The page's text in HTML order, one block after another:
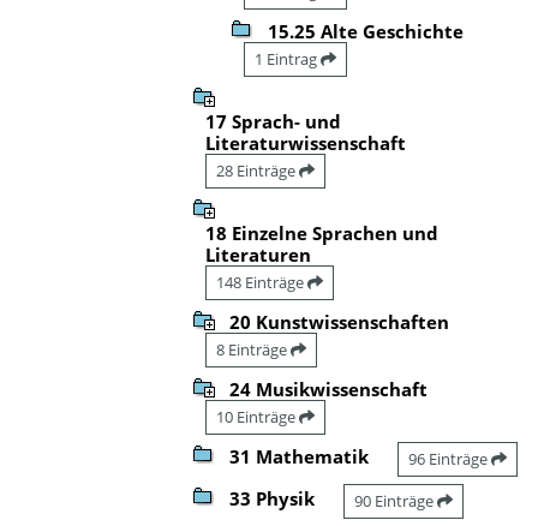
15.25 Alte Geschichte
1 Eintrag
17 Sprach- und
Literaturwissenschaft
28 Einträge
18 Einzelne Sprachen und
Literaturen
148 Einträge
20 Kunstwissenschaften
8 Einträge
24 Musikwissenschaft
10 Einträge
31 Mathematik 96 Einträge
33 Physik 90 Einträge